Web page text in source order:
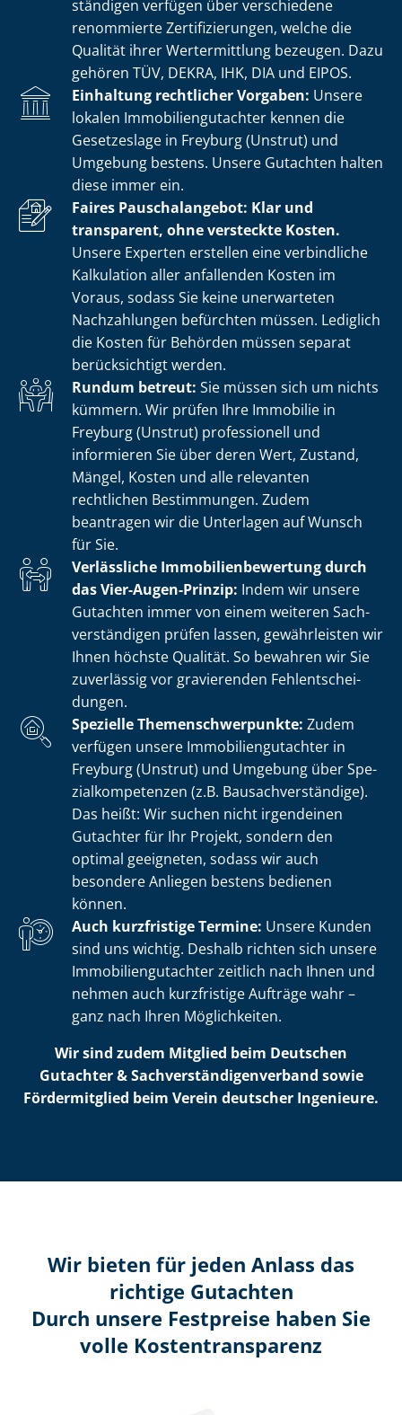
stän­di­gen verfügen über verschiedene
renommierte Zer­ti­fi­zie­run­gen, welche die
Qualität ihrer Wertermittlung bezeugen. Dazu
gehören TÜV, DEKRA, IHK, DIA und EIPOS.
Einhaltung rechtlicher Vorgaben: Unsere
lokalen Im­mo­bi­li­en­gut­ach­ter kennen die
Gesetzeslage in Freyburg (Unstrut) und
Umgebung bestens. Unsere Gutachten halten
diese immer ein.
Faires Pauschalangebot: Klar und
transparent, ohne versteckte Kosten.
Unsere Experten erstellen eine verbindliche
Kalkulation aller anfallenden Kosten im
Voraus, sodass Sie keine unerwarteten
Nachzahlungen befürchten müssen. Lediglich
die Kosten für Behörden müssen separat
berücksichtigt werden.
Rundum betreut: Sie müssen sich um nichts
kümmern. Wir prüfen Ihre Immobilie in
Freyburg (Unstrut) professionell und
informieren Sie über deren Wert, Zustand,
Mängel, Kosten und alle relevanten
rechtlichen Bestimmungen. Zudem
beantragen wir die Unterlagen auf Wunsch
für Sie.
Verlässliche Im­mo­bi­li­en­be­wer­tung durch
das Vier-Augen-Prinzip: Indem wir unsere
Gutachten immer von einem weiteren Sach­
ver­stän­di­gen prüfen lassen, gewährleisten wir
Ihnen höchste Qualität. So bewahren wir Sie
zuverlässig vor gravierenden Fehl­ent­schei­
dun­gen.
Spezielle The­men­schwer­punk­te: Zudem
verfügen unsere Im­mo­bi­li­en­gut­ach­ter in
Freyburg (Unstrut) und Umgebung über Spe­
zi­al­kom­pe­ten­zen (z.B. Bau­sach­ver­stän­di­ge).
Das heißt: Wir suchen nicht irgendeinen
Gutachter für Ihr Projekt, sondern den
optimal geeigneten, sodass wir auch
besondere Anliegen bestens bedienen
können.
Auch kurzfristige Termine: Unsere Kunden
sind uns wichtig. Deshalb richten sich unsere
Im­mo­bi­li­en­gut­ach­ter zeitlich nach Ihnen und
nehmen auch kurzfristige Aufträge wahr –
ganz nach Ihren Möglichkeiten.
Wir sind zudem Mitglied beim Deutschen
Gutachter & Sach­ver­stän­di­gen­ver­band sowie
Fördermitglied beim Verein deutscher Ingenieure.
Wir bieten für jeden Anlass das
richtige Gutachten
Durch unsere Festpreise haben Sie
volle Kosten­transparenz